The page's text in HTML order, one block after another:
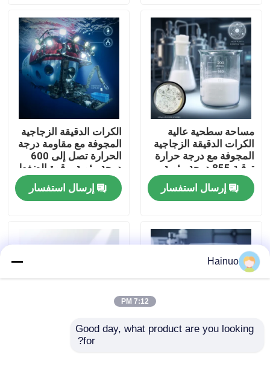
منزل
المنتجات
عرض الواقع الافتراضي
حول بنا
جولة في المعمل
اتصل بنا
طلب اقتباس
مساحة سطحية عالية
الكرات الدقيقة الزجاجية
المجوفة مع درجة حرارة
ترقية 855 درجة مئوية
ومقاومة كيميائية ممتازة
إرسال استفسار
الكرات الدقيقة الزجاجية
المجوفة مع مقاومة درجة
الحرارة تصل إلى 600
درجة مئوية، وقوة الضغط
4-125MPa، والثابت
الكهربائي 1.2-2.2إرسال استفسار
الكرات الدقيقة الزجاجية
Hainuo
7:12 PM
Good day, what product are you looking
for?